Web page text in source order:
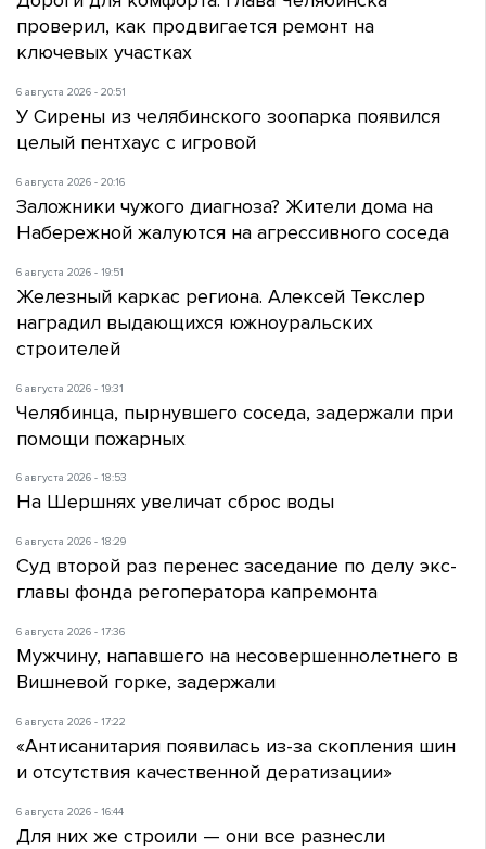
проверил, как продвигается ремонт на
ключевых участках
6 августа 2026 - 20:51
У Сирены из челябинского зоопарка появился
целый пентхаус с игровой
6 августа 2026 - 20:16
Заложники чужого диагноза? Жители дома на
Набережной жалуются на агрессивного соседа
6 августа 2026 - 19:51
Железный каркас региона. Алексей Текслер
наградил выдающихся южноуральских
строителей
6 августа 2026 - 19:31
Челябинца, пырнувшего соседа, задержали при
помощи пожарных
6 августа 2026 - 18:53
На Шершнях увеличат сброс воды
6 августа 2026 - 18:29
Суд второй раз перенес заседание по делу экс-
главы фонда регоператора капремонта
6 августа 2026 - 17:36
Мужчину, напавшего на несовершеннолетнего в
Вишневой горке, задержали
6 августа 2026 - 17:22
«Антисанитария появилась из-за скопления шин
и отсутствия качественной дератизации»
6 августа 2026 - 16:44
Для них же строили — они все разнесли